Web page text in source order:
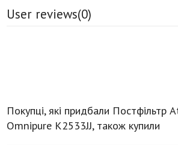
User reviews(0)
Покупці, які придбали Постфільтр
Omnipure K2533JJ, також купили